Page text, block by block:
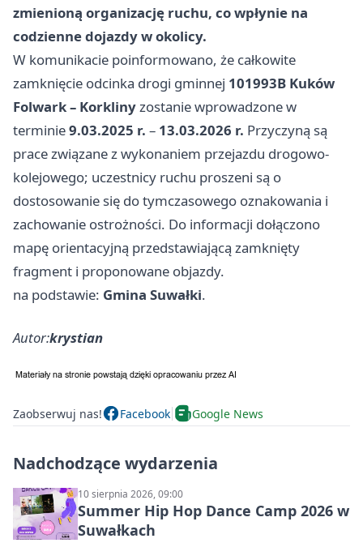
zmienioną organizację ruchu, co wpłynie na
codzienne dojazdy w okolicy.
W komunikacie poinformowano, że całkowite
zamknięcie odcinka drogi gminnej 101993B Kuków
Folwark – Korklinyzostanie wprowadzone w
terminie9.03.2025 r. – 13.03.2026 r. Przyczyną są
prace związane z wykonaniem przejazdu drogowo-
kolejowego; uczestnicy ruchu proszeni są o
dostosowanie się do tymczasowego oznakowania i
zachowanie ostrożności. Do informacji dołączono
mapę orientacyjną przedstawiającą zamknięty
fragment i proponowane objazdy.
na podstawie: Gmina Suwałki.
Autor:krystian
Zaobserwuj nas! Facebook Google News
Nadchodzące wydarzenia
10 sierpnia 2026, 09:00
Summer Hip Hop Dance Camp 2026 w
Suwałkach